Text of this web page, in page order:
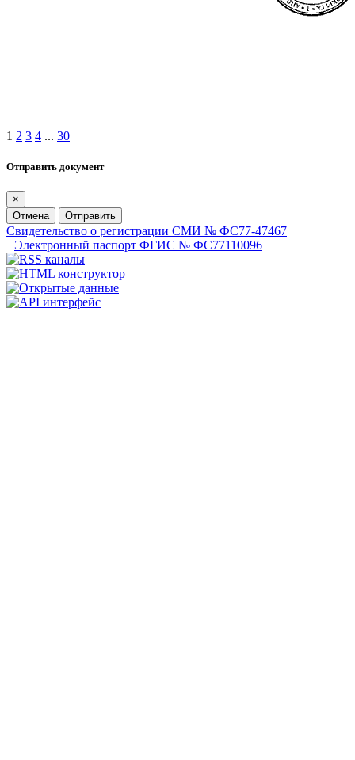
1 2 3 4 ... 30
Отправить документ
×
Отмена
Отправить
Свидетельство о регистрации СМИ № ФС77-47467
Электронный паспорт ФГИС № ФС77110096